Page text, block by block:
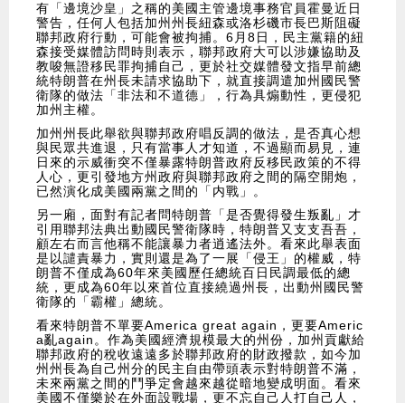
有「邊境沙皇」之稱的美國主管邊境事務官員霍曼近日
警告，任何人包括加州州長紐森或洛杉磯市長巴斯阻礙
聯邦政府行動，可能會被拘捕。6月8日，民主黨籍的紐
森接受媒體訪問時則表示，聯邦政府大可以涉嫌協助及
教唆無證移民罪拘捕自己，更於社交媒體發文指早前總
統特朗普在州長未請求協助下，就直接調遣加州國民警
衛隊的做法「非法和不道德」，行為具煽動性，更侵犯
加州主權。
加州州長此舉欲與聯邦政府唱反調的做法，是否真心想
與民眾共進退，只有當事人才知道，不過顯而易見，連
日來的示威衝突不僅暴露特朗普政府反移民政策的不得
人心，更引發地方州政府與聯邦政府之間的隔空開炮，
已然演化成美國兩黨之間的「内戰」。
另一廂，面對有記者問特朗普「是否覺得發生叛亂」才
引用聯邦法典出動國民警衛隊時，特朗普又支支吾吾，
顧左右而言他稱不能讓暴力者逍遙法外。看來此舉表面
是以譴責暴力，實則還是為了一展「侵王」的權威，特
朗普不僅成為60年來美國歷任總統百日民調最低的總
統，更成為60年以來首位直接繞過州長，出動州國民警
衛隊的「霸權」總統。
看來特朗普不單要America great again，更要Americ
a亂again。作為美國經濟規模最大的州份，加州貢獻給
聯邦政府的稅收遠遠多於聯邦政府的財政撥款，如今加
州州長為自己州分的民主自由帶頭表示對特朗普不滿，
未來兩黨之間的鬥爭定會越來越從暗地變成明面。看來
美國不僅樂於在外面設戰場，更不忘自己人打自己人，